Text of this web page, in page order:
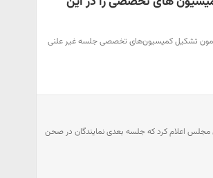
تشکیل کمیسیون‌های تخصصی جلسه غیر علنی
اعلام کرد که جلسه بعدی نمایندگان در صحن